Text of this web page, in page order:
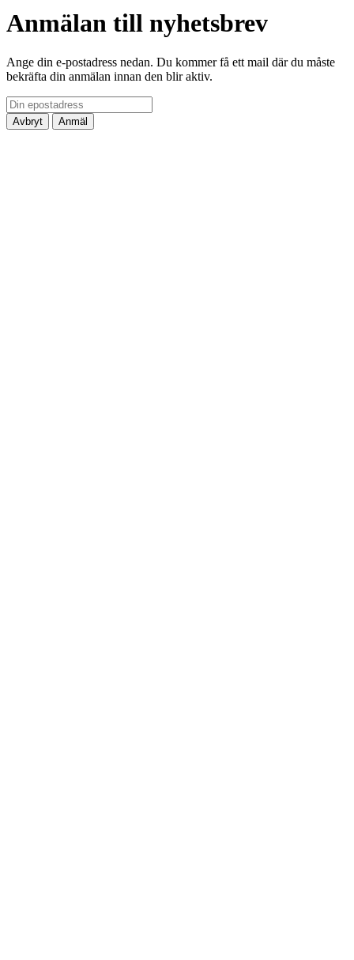
Anmälan till nyhetsbrev
Ange din e-postadress nedan. Du kommer få ett mail där du måste
bekräfta din anmälan innan den blir aktiv.
Avbryt Anmäl